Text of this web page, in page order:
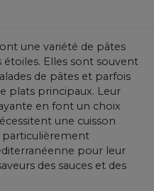
une variété de pâtes
Elles sont souvent
de pâtes et parfois
plats principaux. Leur
en font un choix
une cuisson
particulièrement
pour leur
des sauces et des